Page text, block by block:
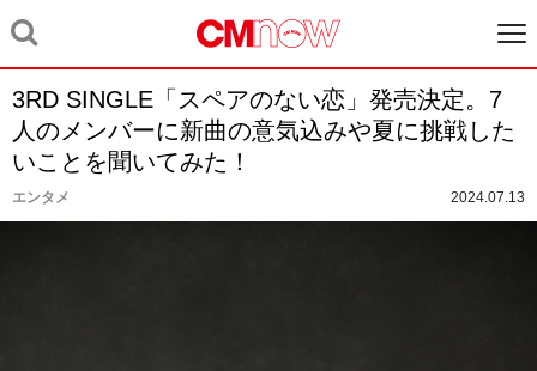
3RD SINGLE「スペアのない恋」発売決定。7
人のメンバーに新曲の意気込みや夏に挑戦した
いことを聞いてみた！
エンタメ 2024.07.13